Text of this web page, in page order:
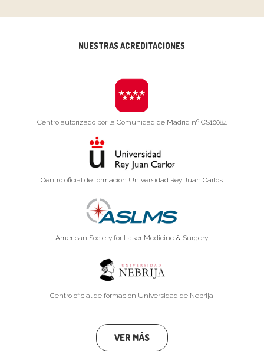
NUESTRAS ACREDITACIONES
Centro autorizado por la Comunidad de Madrid nº CS10084
Centro oficial de formación Universidad Rey Juan Carlos
American Society for Laser Medicine & Surgery
Centro oficial de formación Universidad de Nebrija
VER MÁS